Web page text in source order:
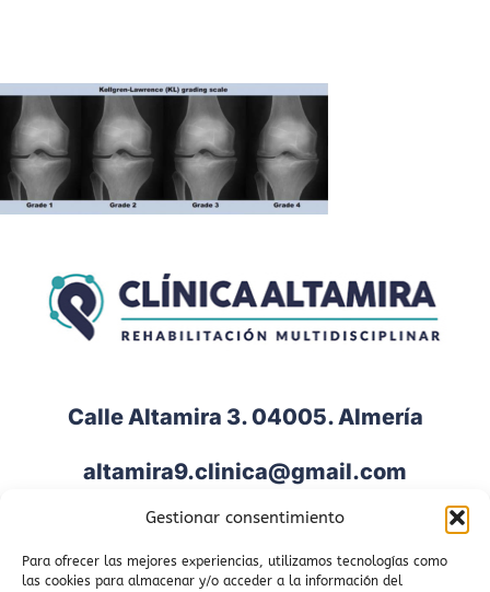
Gestionar consentimiento
Para ofrecer las mejores experiencias, utilizamos tecnologías como
las cookies para almacenar y/o acceder a la información del
Calle Altamira 3. 04005. Almería
altamira9.clinica@gmail.com
950 009 292